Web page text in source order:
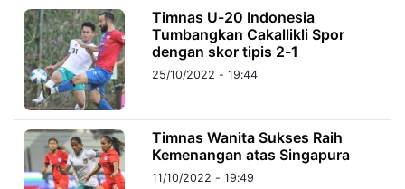
Kabarbaru.co
2026
Timnas U-20 Indonesia
Tumbangkan Cakallikli Spor
dengan skor tipis 2-1
25/10/2022 - 19:44
Timnas Wanita Sukses Raih
Kemenangan atas Singapura
11/10/2022 - 19:49